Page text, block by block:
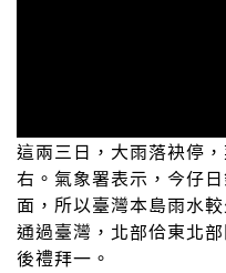
這兩三日，大雨落袂停
右。氣象署表示，今仔
面，所以臺灣本島雨水
通過臺灣，北部佮東北
後禮拜一。